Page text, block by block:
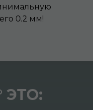
0.2 мм!
ЭТО: